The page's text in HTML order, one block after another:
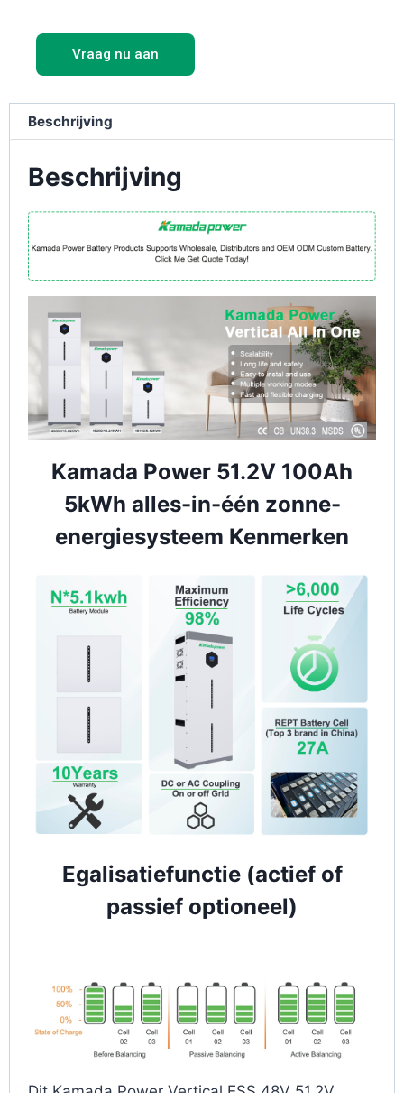
Vraag nu aan
Beschrijving
Beschrijving
Kamada Power 51.2V 100Ah
5kWh alles-in-één zonne-
energiesysteem Kenmerken
Egalisatiefunctie (actief of
passief optioneel)